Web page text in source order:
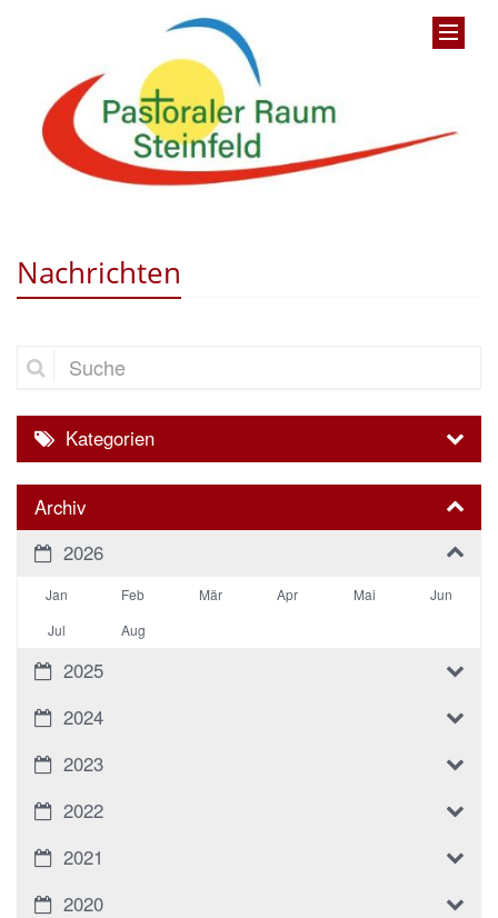
Nachrichten
Suche
Kategorien
Archiv
2026
Jan Feb Mär Apr Mai
Jun
Jul
Aug
2025
2024
2023
2022
2021
2020